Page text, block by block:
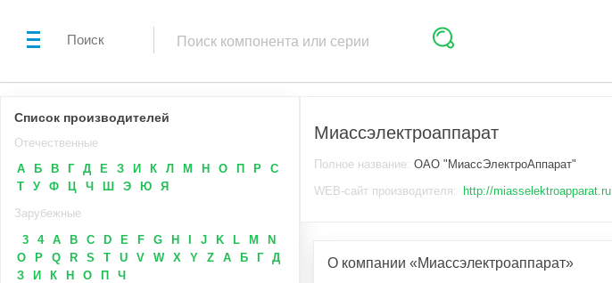
Поиск
Список производителей
Отечественные
А
Б В Г Д Е З И К Л М Н О П Р
С
Т
У Ф Ц Ч Ш Э Ю
Я
Зарубежные
3
4 A B C D E F G H J K L M
N
O
P Q R S T U V W X Y Z А Б Г
Д
З
И К Н О П Ч
Миассэлектроаппарат
Полное название: ОАО "МиассЭлектроАппарат"
WEB-сайт производителя:
http://miasselektroapparat.ru
О компании «Миассэлектроаппарат»